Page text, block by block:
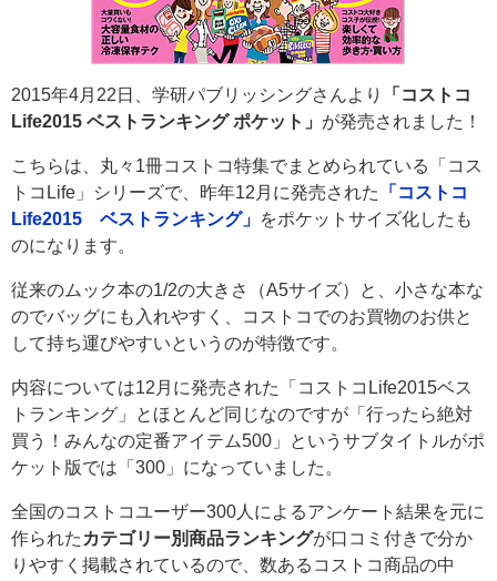
2015年4月22日、学研パブリッシングさんより
「コストコ
Life2015 ベストランキング ポケット」 が発売されました！
こちらは、丸々1冊コストコ特集でまとめられている「コス
トコLife」シリーズで、昨年12月に発売された
「コストコ
Life2015 ベストランキング」 をポケットサイズ化したも
のになります。
従来のムック本の1/2の大きさ（A5サイズ）と、小さな本な
のでバッグにも入れやすく、コストコでのお買物のお供と
して持ち運びやすいというのが特徴です。
内容については12月に発売された「コストコLife2015ベス
トランキング」とほとんど同じなのですが「行ったら絶対
買う！みんなの定番アイテム500」というサブタイトルがポ
ケット版では「300」になっていました。
全国のコストコユーザー300人によるアンケート結果を元に
作られた カテゴリー別商品ランキングが口コミ付きで分か
りやすく掲載されているので、数あるコストコ商品の中